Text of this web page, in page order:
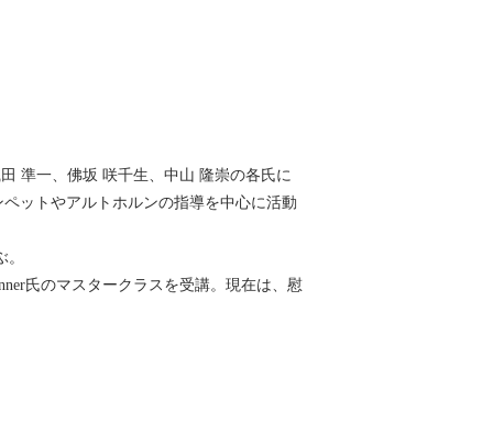
準一、佛坂 咲千生、中山 隆崇の各氏に
ットやアルトホルンの指導を中心に活動
氏のマスタークラスを受講。現在は、慰